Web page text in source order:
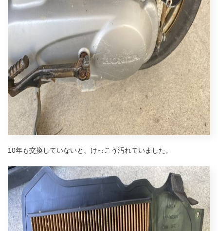
10年も交換していないと、けっこう汚れていました。